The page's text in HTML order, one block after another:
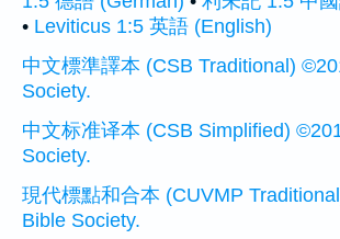
• Leviticus 1:5 英語 (English)
中文標準譯本 (CSB Traditional)
Society.
中文标准译本 (CSB Simplified)
Society.
現代標點和合本 (CUVMP
Bible Society.